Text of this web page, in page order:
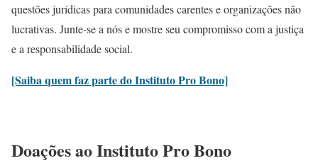
questões jurídicas para comunidades carentes e organizações não
lucrativas. Junte-se a nós e mostre seu compromisso com a justiça
e a responsabilidade social.
[Saiba quem faz parte do Instituto Pro Bono]
Doações ao Instituto Pro Bono